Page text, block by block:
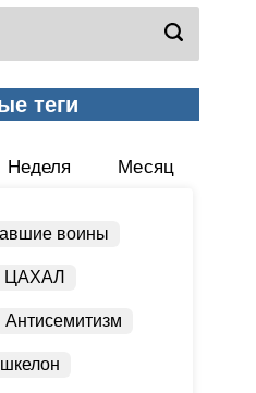
теги
Неделя Месяц
воины
ЦАХАЛ
Антисемитизм